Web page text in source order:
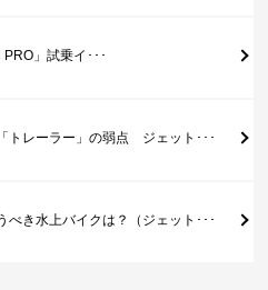
」試乗イ･･･
トレーラー」の弱点 ジェット･･･
べき水上バイクは？（ジェット･･･